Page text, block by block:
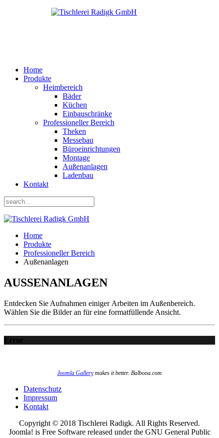
Home
Produkte
Heimbereich
Bäder
Küchen
Einbauschränke
Professioneller Bereich
Theken
Messebau
Büroeinrichtungen
Montage
Außenanlagen
Ladenbau
Kontakt
Home
Produkte
Professioneller Bereich
Außenanlagen
AUSSENANLAGEN
Entdecken Sie Aufnahmen einiger Arbeiten im Außenbereich.
Wählen Sie die Bilder an für eine formatfüllende Ansicht.
Error
Joomla Gallerymakes it better. Balbooa.com
Datenschutz
Impressum
Kontakt
Copyright © 2018 Tischlerei Radigk. All Rights Reserved.
Joomla! is Free Software released under the GNU General Public